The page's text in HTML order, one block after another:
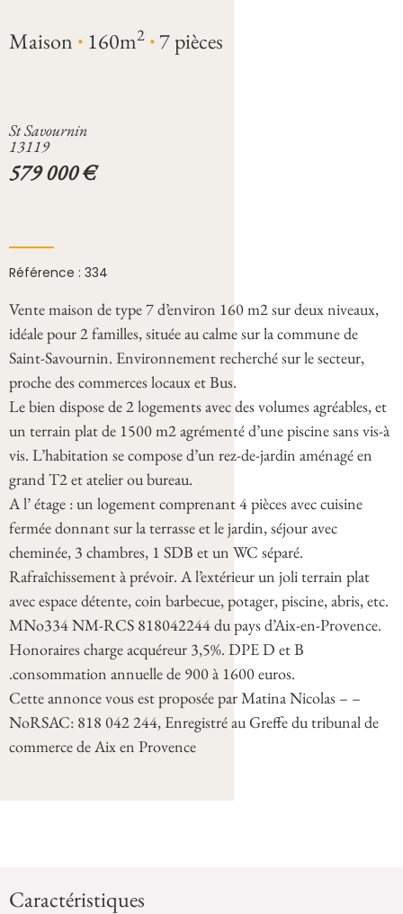
Maison · 160m2 ·7 pièces
St Savournin
13119
579 000 €
Référence : 334
Vente maison de type 7 d’environ 160 m2 sur deux niveaux,
idéale pour 2 familles, située au calme sur la commune de
Saint-Savournin. Environnement recherché sur le secteur,
proche des commerces locaux et Bus.
Le bien dispose de 2 logements avec des volumes agréables, et
un terrain plat de 1500 m2 agrémenté d’une piscine sans vis-à
vis. L’habitation se compose d’un rez-de-jardin aménagé en
grand T2 et atelier ou bureau.
A l’ étage : un logement comprenant 4 pièces avec cuisine
fermée donnant sur la terrasse et le jardin, séjour avec
cheminée, 3 chambres, 1 SDB et un WC séparé.
Rafraîchissement à prévoir. A l’extérieur un joli terrain plat
avec espace détente, coin barbecue, potager, piscine, abris, etc.
MNo334 NM-RCS 818042244 du pays d’Aix-en-Provence.
Honoraires charge acquéreur 3,5%. DPE D et B
.consommation annuelle de 900 à 1600 euros.
Cette annonce vous est proposée par Matina Nicolas – –
NoRSAC: 818 042 244, Enregistré au Greffe du tribunal de
commerce de Aix en Provence
Caractéristiques